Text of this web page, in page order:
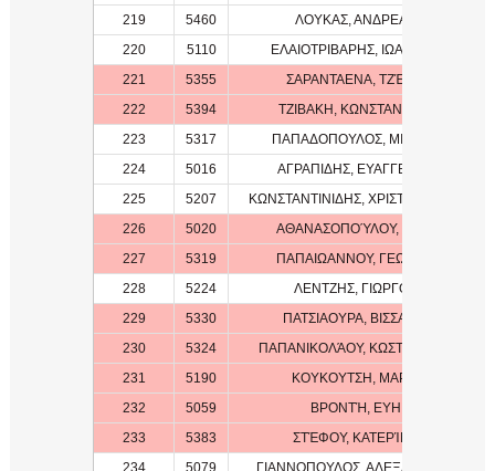
219
5460
ΛΟΥΚΑΣ, ΑΝΔΡΕΑΣ
220
5110
ΕΛΑΙΟΤΡΙΒΑΡΗΣ, ΙΩΑΝΝΗΣ
221
5355
ΣΑΡΑΝΤΑΕΝΑ, ΤΖΈΝΗ
222
5394
ΤΖΙΒΑΚΗ, ΚΩΝΣΤΑΝΤΙΝΑ
223
5317
ΠΑΠΑΔΟΠΟΥΛΟΣ, ΜΙΧΑΗΛ
224
5016
ΑΓΡΑΠΙΔΗΣ, ΕΥΑΓΓΕΛΟΣ
225
5207
ΚΩΝΣΤΑΝΤΙΝΙΔΗΣ, ΧΡΙΣΤΟΦΟΡΟΣ
226
5020
ΑΘΑΝΑΣΟΠΟΎΛΟΥ, ΤΊΝΑ
227
5319
ΠΑΠΑΙΩΑΝΝΟΥ, ΓΕΩΡΓΙΑ
228
5224
ΛΕΝΤΖΗΣ, ΓΙΩΡΓΟΣ
229
5330
ΠΑΤΣΙΑΟΥΡΑ, ΒΙΣΣΑΡΙΑ
230
5324
ΠΑΠΑΝΙΚΟΛΆΟΥ, ΚΩΣΤΑΝΤΊΝΑ
231
5190
ΚΟΥΚΟΥΤΣΗ, ΜΑΡΙΑ
232
5059
ΒΡΟΝΤΉ, ΕΥΗ
233
5383
ΣΤΈΦΟΥ, ΚΑΤΕΡΊΝΑ